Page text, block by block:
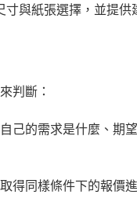
與紙張選擇，並提供
判斷：
己的需求是什麼、期
得同樣條件下的報價